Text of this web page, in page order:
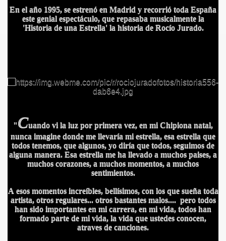
En el año 1995, se estrenó en Madrid y recorrió toda España
este genial espectáculo, que repasaba musicalmente la
'Historia de una Estrella' la historia de Rocío Jurado.
"Cuando vi la luz por primera vez, en mi Chipiona natal,
nunca imagine donde me llevaría mi estrella, esa estrella que
todos tenemos, que algunos, yo diría que todos, seguimos de
alguna manera. Esa estrella me ha llevado a muchos paises, a
muchos corazones, a muchos momentos, a muchos
sentimientos.
A esos momentos increíbles, bellísimos, con los que sueña toda
artista, otros regulares... otros bastantes malos.... pero todos
han sido importantes en mi carrera, en mi vida, todos han
formado parte de mi vida, la vida que ustedes conocen,
atraves de canciones.